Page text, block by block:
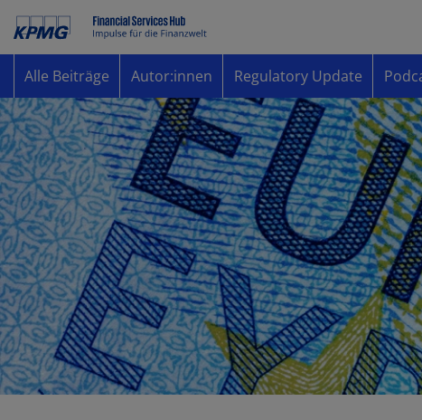
Alle Beiträge Autor:innen Regulatory Update